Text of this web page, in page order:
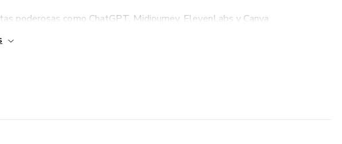
poderosas como ChatGPT, Midjourney, ElevenLabs y Canva